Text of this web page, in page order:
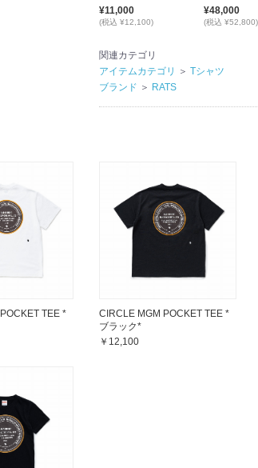
¥11,000
(税込 ¥12,100)
¥48,000
(税込 ¥52,800)
関連カテゴリ
アイテムカテゴリ
＞ Tシャツ
ブランド ＞ RATS
TEE *
CIRCLE MGM POCKET TEE *
ブラック*
￥12,100